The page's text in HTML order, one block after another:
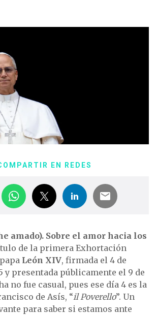
EN REDES
amado). Sobre el amor hacia los
de la primera Exhortación
León XIV, firmada el 4 de
y presentada públicamente el 9 de
no fue casual, pues ese día 4 es la
de Asís, “il Poverello”. Un
para saber si estamos ante